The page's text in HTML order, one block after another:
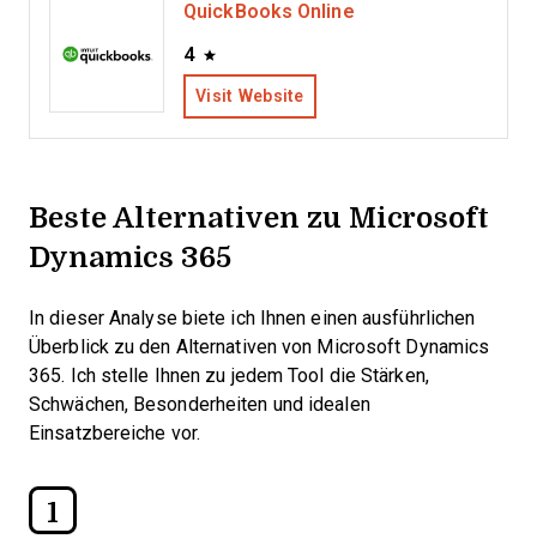
QuickBooks Online
4
Visit Website
Beste Alternativen zu Microsoft
Dynamics 365
In dieser Analyse biete ich Ihnen einen ausführlichen
Überblick zu den Alternativen von Microsoft Dynamics
365. Ich stelle Ihnen zu jedem Tool die Stärken,
Schwächen, Besonderheiten und idealen
Einsatzbereiche vor.
1